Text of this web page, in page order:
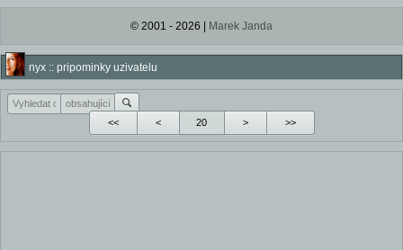
© 2001 - 2026 | Marek Janda
nyx :: pripominky uzivatelu
<< < > >>